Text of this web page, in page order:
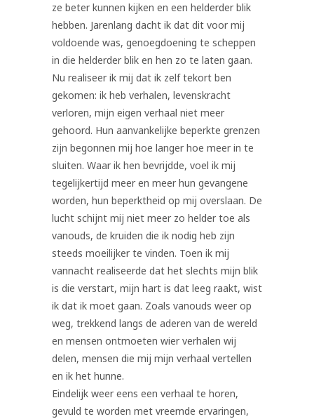
ze beter kunnen kijken en een helderder blik
hebben. Jarenlang dacht ik dat dit voor mij
voldoende was, genoegdoening te scheppen
in die helderder blik en hen zo te laten gaan.
Nu realiseer ik mij dat ik zelf tekort ben
gekomen: ik heb verhalen, levenskracht
verloren, mijn eigen verhaal niet meer
gehoord. Hun aanvankelijke beperkte grenzen
zijn begonnen mij hoe langer hoe meer in te
sluiten. Waar ik hen bevrijdde, voel ik mij
tegelijkertijd meer en meer hun gevangene
worden, hun beperktheid op mij overslaan. De
lucht schijnt mij niet meer zo helder toe als
vanouds, de kruiden die ik nodig heb zijn
steeds moeilijker te vinden. Toen ik mij
vannacht realiseerde dat het slechts mijn blik
is die verstart, mijn hart is dat leeg raakt, wist
ik dat ik moet gaan. Zoals vanouds weer op
weg, trekkend langs de aderen van de wereld
en mensen ontmoeten wier verhalen wij
delen, mensen die mij mijn verhaal vertellen
en ik het hunne.
Eindelijk weer eens een verhaal te horen,
gevuld te worden met vreemde ervaringen,